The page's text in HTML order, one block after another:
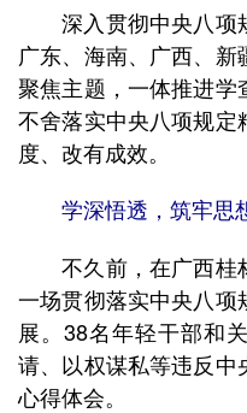
深入贯彻中央八项
广东、海南、广西、
聚焦主题，一体推进
不舍落实中央八项规定
度、改有成效。
学深悟透，筑牢思
不久前，在广西桂
一场贯彻落实中央八
展。38名年轻干部和
请、以权谋私等违反
心得体会。